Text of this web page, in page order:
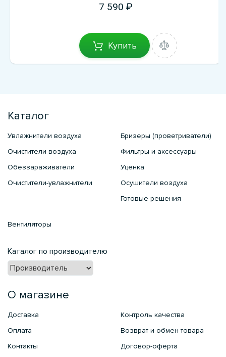
7 590
Купить
Каталог
Увлажнители воздуха
Очистители воздуха
Обеззараживатели
Очистители-увлажнители
Бризеры (проветриватели)
Фильтры и аксессуары
Уценка
Осушители воздуха
Готовые решения
Вентиляторы
Каталог по производителю
О магазине
Доставка
Оплата
Контакты
Контроль качества
Возврат и обмен товара
Договор-оферта